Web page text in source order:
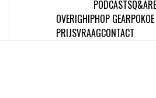
PODCASTSQ&A
OVERIGHIPHOP GEAR
PRIJSVRAAGCONTACT